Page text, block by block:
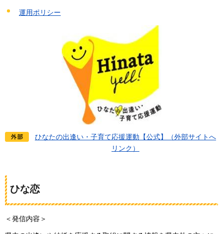
運用ポリシー
ひなたの出逢い・子育て応援運動【公式】（外部サイトへ
リンク）
ひな恋
＜発信内容＞